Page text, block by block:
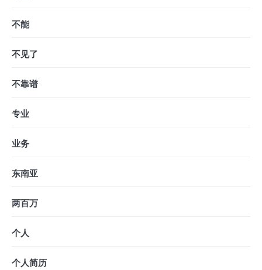
不能
不见了
不靠谱
专业
业务
东南亚
两百万
个人
个人简历